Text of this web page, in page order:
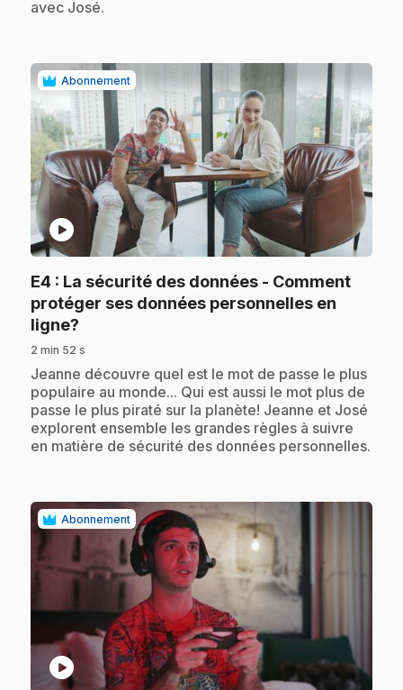
avec José.
Abonnement
play_circle
E4 : La sécurité des données - Comment
protéger ses données personnelles en
ligne?
2 min 52 s
.Jeanne découvre quel est le mot de passe le plus
populaire au monde... Qui est aussi le mot plus de
passe le plus piraté sur la planète! Jeanne et José
explorent ensemble les grandes règles à suivre
en matière de sécurité des données personnelles.
Abonnement
play_circle